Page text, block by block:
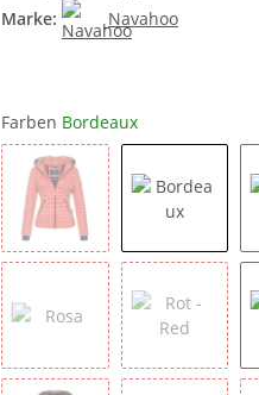
Marke:
Navahoo
Farben Bordeaux
Coral Bordeaux
Rosa Rot - Red